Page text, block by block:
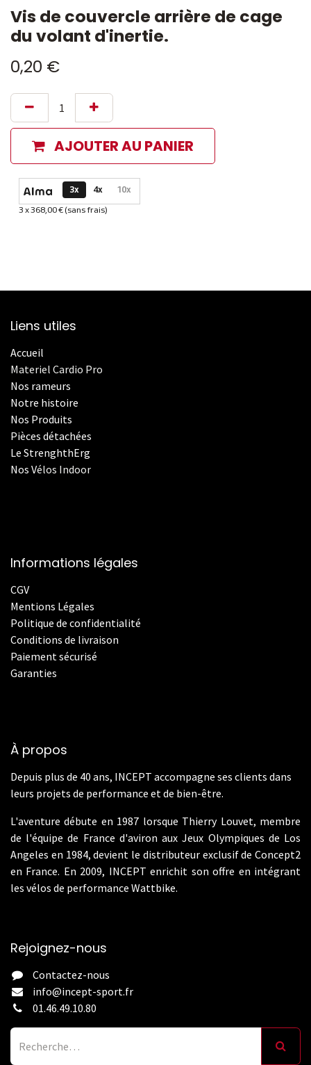
Vis de couvercle arrière de cage
du volant d'inertie.
0,20 €
AJOUTER AU PANIER
Options de paiement disponibles
3x 4x 10x
Informations sur le plan de paiement sélectionné
3 x 368,00 € (sans frais)
Liens utiles
Accueil
Materiel Cardio Pro
Nos rameurs
Notre histoire
Nos Produits
Pièces détachées
Le StrenghthErg
Nos Vélos Indoor
Informations légales
CGV
Mentions Légales
Politique de confidentialité
Conditions de livraison
Paiement sécurisé
Garanties
À propos
Depuis plus de 40 ans, INCEPT accompagne ses clients dans
leurs projets de performance et de bien-être.
L'aventure débute en 1987 lorsque Thierry Louvet, membre
de l'équipe de France d'aviron aux Jeux Olympiques de Los
Angeles en 1984, devient le distributeur exclusif de Concept2
en France. En 2009, INCEPT enrichit son offre en intégrant
les vélos de performance Wattbike.
Rejoignez-nous
Contactez-nous
info@incept-sport.fr
01.46.49.10.80